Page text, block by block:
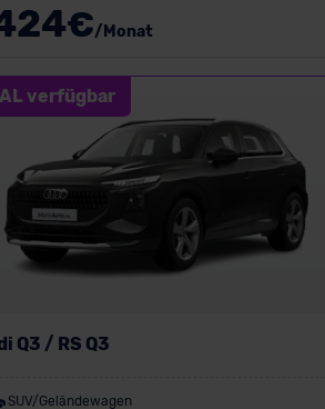
€/Monat
verfügbar
Q3 / RS Q3
SUV/Geländewagen